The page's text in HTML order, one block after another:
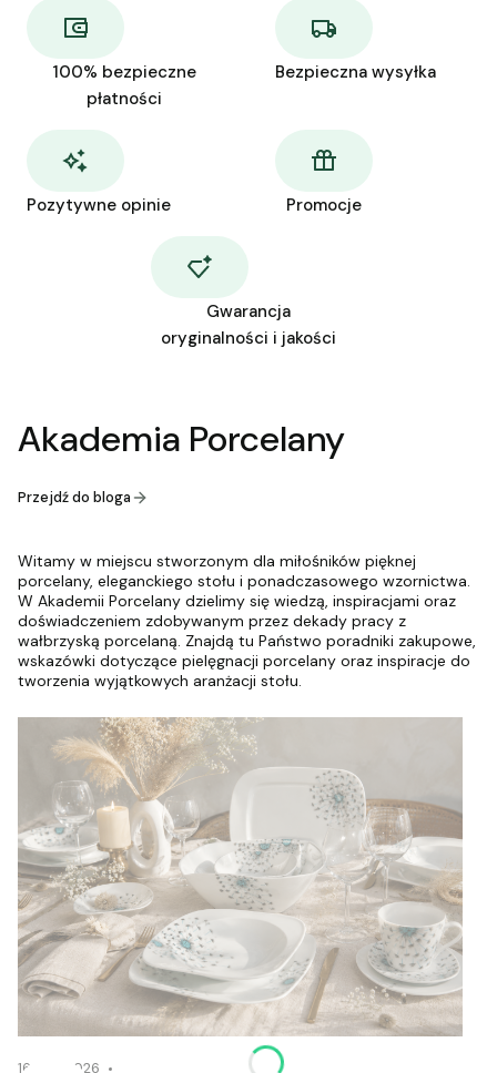
100% bezpieczne
płatności
Bezpieczna wysyłka
Pozytywne opinie Promocje
Gwarancja
oryginalności i jakości
Akademia Porcelany
Przejdź do bloga
Witamy w miejscu stworzonym dla miłośników pięknej
porcelany, eleganckiego stołu i ponadczasowego wzornictwa.
W Akademii Porcelany dzielimy się wiedzą, inspiracjami oraz
doświadczeniem zdobywanym przez dekady pracy z
wałbrzyską porcelaną. Znajdą tu Państwo poradniki zakupowe,
wskazówki dotyczące pielęgnacji porcelany oraz inspiracje do
tworzenia wyjątkowych aranżacji stołu.
16-06-2026